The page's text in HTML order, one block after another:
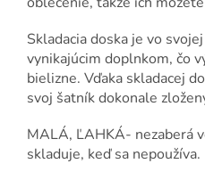
Skladacia doska je vo
vynikajúcim doplnkom, čo
bielizne. Vďaka skladacej
svoj šatník dokonale
MALÁ, ĽAHKÁ- nezaberá
skladuje, keď sa nepoužíva.